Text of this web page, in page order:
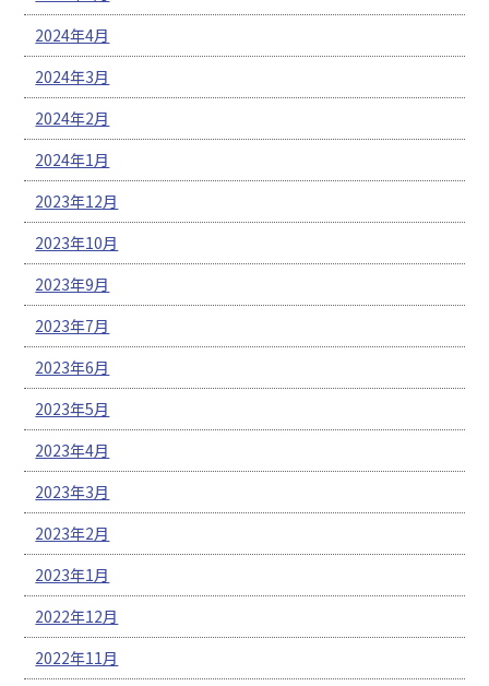
2024年4月
2024年3月
2024年2月
2024年1月
2023年12月
2023年10月
2023年9月
2023年7月
2023年6月
2023年5月
2023年4月
2023年3月
2023年2月
2023年1月
2022年12月
2022年11月